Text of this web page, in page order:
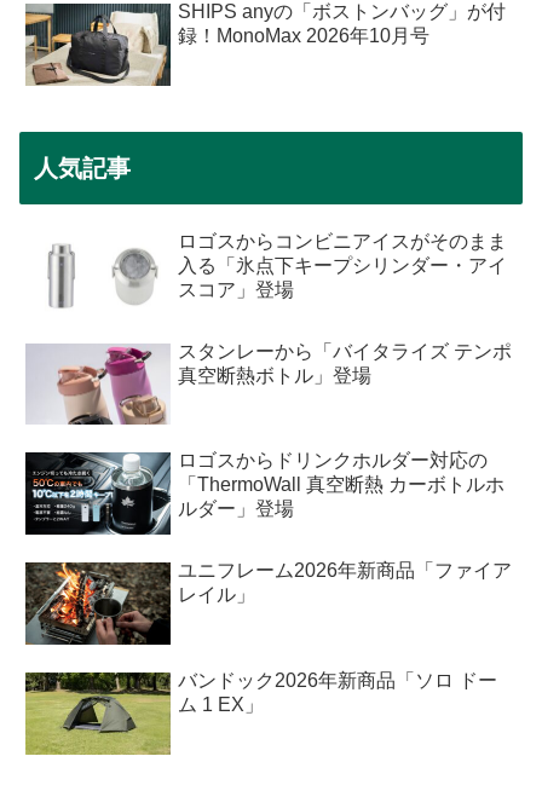
SHIPS anyの「ボストンバッグ」が付
録！MonoMax 2026年10月号
人気記事
ロゴスからコンビニアイスがそのまま
入る「氷点下キープシリンダー・アイ
スコア」登場
スタンレーから「バイタライズ テンポ
真空断熱ボトル」登場
ロゴスからドリンクホルダー対応の
「ThermoWall 真空断熱 カーボトルホ
ルダー」登場
ユニフレーム2026年新商品「ファイア
レイル」
バンドック2026年新商品「ソロ ドー
ム 1 EX」